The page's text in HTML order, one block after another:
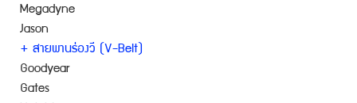
Megadyne
Jason
+ สายพานร่องวี (V-Belt)
Goodyear
Gates